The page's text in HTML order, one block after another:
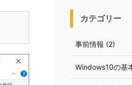
カテゴリー
事前情報 (2)
Windows10の基